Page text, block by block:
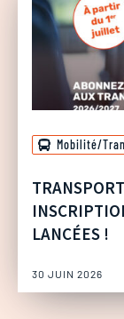
Mobilité/
LANCÉES !
30 JUIN 2026